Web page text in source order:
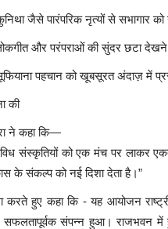
जैसे पारंपरिक नृत्यों से सभागार को
और परंपराओं की सुंदर छटा देखने
पहचान को खूबसूरत अंदाज़ में
की
ने कहा कि—
संस्कृतियों को एक मंच पर लाकर
के संकल्प को नई दिशा देता है।”
करते हुए कहा कि - यह आयोजन
संपन्न हुआ। राजभवन में